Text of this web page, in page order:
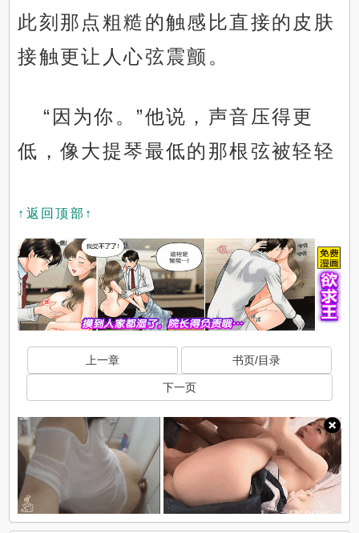
此刻那点粗糙的触感比直接的皮肤
接触更让人心弦震颤。
“因为你。”他说，声音压得更
低，像大提琴最低的那根弦被轻轻
↑返回顶部↑
上一章 书页/目录
下一页